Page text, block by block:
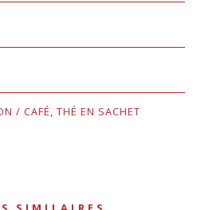
/ CAFÉ, THÉ EN SACHET